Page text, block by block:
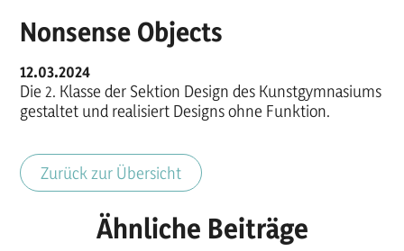
Nonsense Objects
12.03.2024
Die 2. Klasse der Sektion Design des Kunstgymnasiums
gestaltet und realisiert Designs ohne Funktion.
Zurück zur Übersicht
Ähnliche Beiträge